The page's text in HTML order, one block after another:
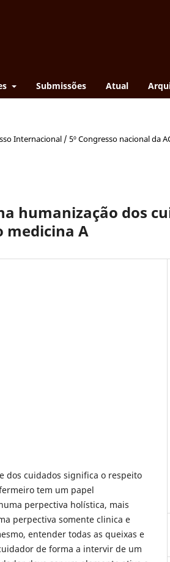
Submissões Atual
Internacional / 5º Congresso nacional da
humanização dos
medicina A
dos cuidados significa o respeito
tem um papel
perpectiva holística, mais
perpectiva somente clinica e
entender todas as queixas e
de forma a intervir de um